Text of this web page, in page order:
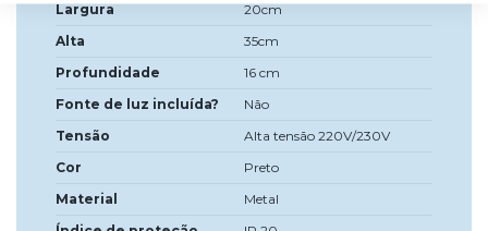
Largura
20cm
Alta
35cm
Profundidade
16 cm
Fonte de luz incluída?
Não
Tensão
Alta tensão 220V/230V
Cor
Preto
Material
Metal